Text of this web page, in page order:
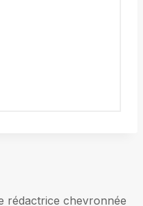
rédactrice chevronnée